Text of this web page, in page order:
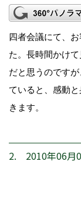
四者会議にて、
た。長時間かけ
だと思うのです
ていると、感動
きます。
2. 2010年06月